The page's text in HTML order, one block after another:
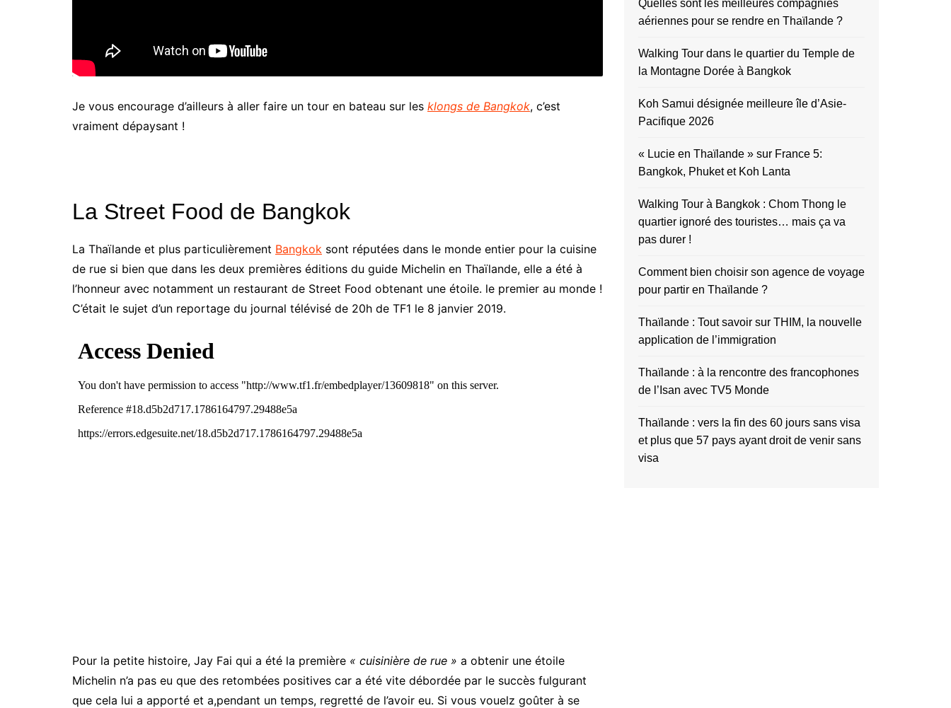
Je vous encourage d’ailleurs à aller faire un tour en bateau sur les klongs de Bangkok, c’est
vraiment dépaysant !
La Street Food de Bangkok
La Thaïlande et plus particulièrement Bangkok sont réputées dans le monde entier pour la cuisine
de rue si bien que dans les deux premières éditions du guide Michelin en Thaïlande, elle a été à
l’honneur avec notamment un restaurant de Street Food obtenant une étoile. le premier au monde !
C’était le sujet d’un reportage du journal télévisé de 20h de TF1 le 8 janvier 2019.
Pour la petite histoire, Jay Fai qui a été la première « cuisinière de rue » a obtenir une étoile
Michelin n’a pas eu que des retombées positives car a été vite débordée par le succès fulgurant
que cela lui a apporté et a,pendant un temps, regretté de l’avoir eu. Si vous vouelz goûter à se
Quelles sont les meilleures compagnies
aériennes pour se rendre en Thaïlande ?
Walking Tour dans le quartier du Temple de
la Montagne Dorée à Bangkok
Koh Samui désignée meilleure île d’Asie-
Pacifique 2026
« Lucie en Thaïlande » sur France 5:
Bangkok, Phuket et Koh Lanta
Walking Tour à Bangkok : Chom Thong le
quartier ignoré des touristes… mais ça va
pas durer !
Comment bien choisir son agence de voyage
pour partir en Thaïlande ?
Thaïlande : Tout savoir sur THIM, la nouvelle
application de l’immigration
Thaïlande : à la rencontre des francophones
de l’Isan avec TV5 Monde
Thaïlande : vers la fin des 60 jours sans visa
et plus que 57 pays ayant droit de venir sans
visa